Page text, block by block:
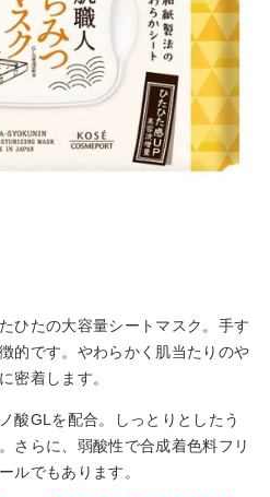
ひたの大容量シートマスク。手す
的です。やわらかく肌当たりのや
密着します。
酸GLを配合。しっとりとしたう
さらに、弱酸性で合成着色料フリ
ルでもあります。